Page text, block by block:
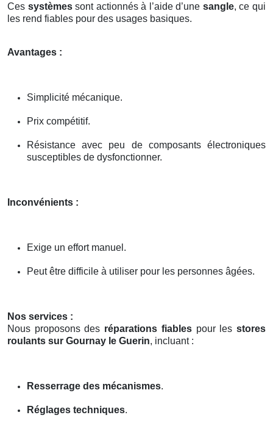
Ces systèmessont actionnés à l’aide d’une sangle, ce qui
les rend fiables pour des usages basiques.
Avantages :
Simplicité mécanique.
Prix compétitif.
Résistance avec peu de composants électroniques
susceptibles de dysfonctionner.
Inconvénients :
Exige un effort manuel.
Peut être difficile à utiliser pour les personnes âgées.
Nos services :
Nous proposons des réparations fiablespour lesstores
roulants sur Gournay le Guerin, incluant :
Resserrage des mécanismes.
Réglages techniques.